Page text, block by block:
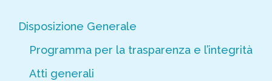
Disposizione Generale
Programma per la trasparenza e l’integrità
Atti generali